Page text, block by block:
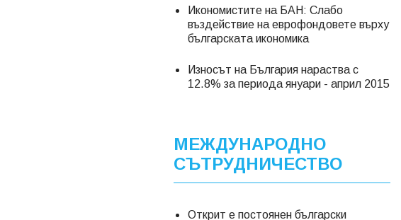
Икономистите на БАН: Слабо
въздействие на еврофондовете върху
българската икономика
Износът на България нараства с
12.8% за периода януари - април 2015
МЕЖДУНАРОДНО
СЪТРУДНИЧЕСТВО
Открит е постоянен български